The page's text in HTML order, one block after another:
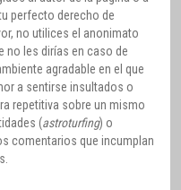
perfecto derecho de
no utilices el anonimato
no les dirías en caso de
agradable en el que
a sentirse insultados o
repetitiva sobre un mismo
(astroturfing) o
comentarios que incumplan